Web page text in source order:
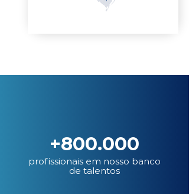
+800.000
profissionais em nosso banco
de talentos